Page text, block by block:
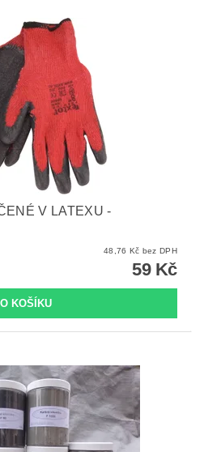
V LATEXU -
48,76 Kč bez DPH
59 Kč